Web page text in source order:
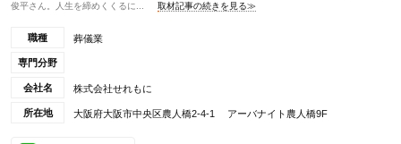
俊平さん。人生を締めくくるに...
取材記事の続きを見る≫
職種 葬儀業
専門分野
会社名 株式会社せれもに
所在地 大阪府大阪市中央区農人橋2-4-1 アーバナイト農人橋9F